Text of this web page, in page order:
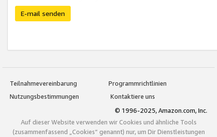
E-mail senden
Teilnahmevereinbarung
Programmrichtlinien
Nutzungsbestimmungen
Kontaktiere uns
© 1996-2025, Amazon.com, Inc.
Auf dieser Website verwenden wir Cookies und ähnliche Tools
(zusammenfassend „Cookies“ genannt) nur, um Dir Dienstleistungen